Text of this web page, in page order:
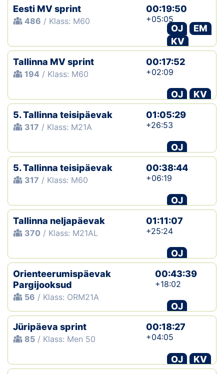
Eesti MV sprint
486 / Klass: M60
00:19:50
+05:05
OJ
EM
KV
Tallinna MV sprint
194 / Klass: M60
00:17:52
+02:09
OJ
KV
5. Tallinna teisipäevak
317 / Klass: M21A
01:05:29
+26:53
OJ
5. Tallinna teisipäevak
317 / Klass: M60
00:38:44
+06:19
OJ
Tallinna neljapäevak
370 / Klass: M21AL
01:11:07
+25:24
OJ
Orienteerumispäevak
Pargijooksud
56 / Klass: ORM21A
00:43:39
+18:02
OJ
Jüripäeva sprint
85 / Klass: Men 50
00:18:27
+04:05
OJ
KV